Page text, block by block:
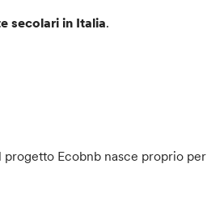
secolari in Italia.
Ecobnb nasce proprio per